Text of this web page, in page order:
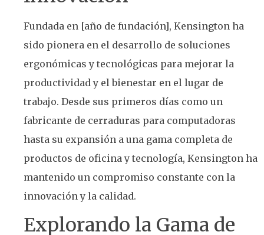
Fundada en [año de fundación], Kensington ha
sido pionera en el desarrollo de soluciones
ergonómicas y tecnológicas para mejorar la
productividad y el bienestar en el lugar de
trabajo. Desde sus primeros días como un
fabricante de cerraduras para computadoras
hasta su expansión a una gama completa de
productos de oficina y tecnología, Kensington ha
mantenido un compromiso constante con la
innovación y la calidad.
Explorando la Gama de